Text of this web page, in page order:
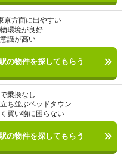
京方面に出やすい
環境が良好
識が高い
の物件を探してもらう
乗換なし
ち並ぶベッドタウン
買い物に困らない
の物件を探してもらう